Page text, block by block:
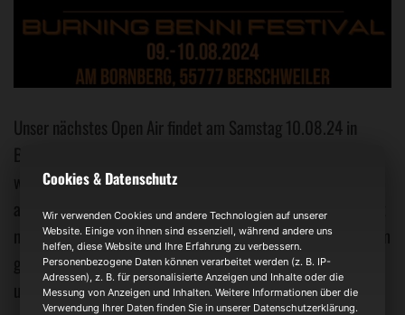
Unser nächstes Open Air findet am Samstag 10.08.24 in
Baumholder bei Birkenfeld statt. An zwei Festivaltagen
werden euch die besten Deutschrock, Rock und Metal Bands
auf einer riesigen Bühne einheizen. Burning Benni sorgt nicht
nur für geniale Musik und explosive Energie, sondern vor allem
geht es bei diesem Festival um das Gefühl von Gemeinschaft
und unvergessliche Erlebnisse.
Cookies & Datenschutz
Wir verwenden Cookies und andere Technologien auf unserer
Website. Einige von ihnen sind essenziell, während andere uns
helfen, diese Website und Ihre Erfahrung zu verbessern.
Personenbezogene Daten können verarbeitet werden (z. B. IP-
Adressen), z. B. für personalisierte Anzeigen und Inhalte oder die
Messung von Anzeigen und Inhalten. Weitere Informationen über die
Verwendung Ihrer Daten finden Sie in unserer Datenschutzerklärung.